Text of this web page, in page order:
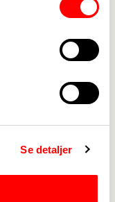
Se detaljer